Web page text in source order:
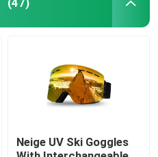
(47)
Neige UV Ski Goggles